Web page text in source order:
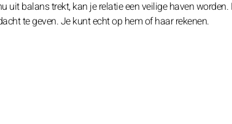
uit balans trekt, kan je relatie een veilige haven worden.
te geven. Je kunt echt op hem of haar rekenen.